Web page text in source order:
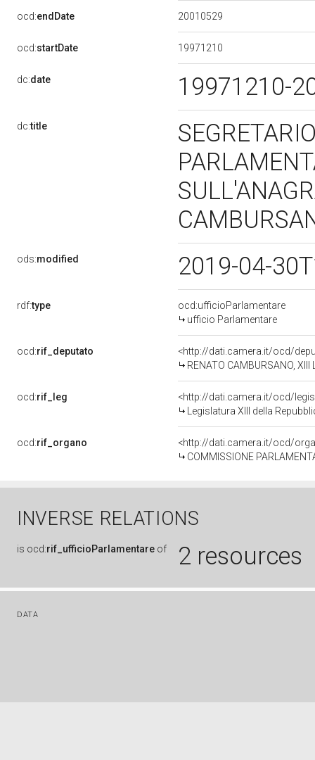
ocd:endDate 20010529
ocd:startDate 19971210
dc:date 19971210-
dc:title
ods:modified 2019-04-
rdf:type
ocd:ufficioParlamentare
ufficio Parlamentare
ocd:rif_deputato
<http://dati.camera.it/ocd/
RENATO CAMBURSANO,
ocd:rif_leg
<http://dati.camera.it/ocd/
Legislatura XIII della
ocd:rif_organo
<http://dati.camera.it/ocd/
COMMISSIONE
INVERSE RELATIONS
is ocd:rif_ufficioParlamentare of 2 resources
DATA